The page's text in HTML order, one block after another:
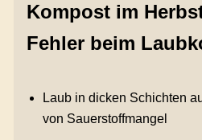
Kompost im
Fehler beim
Laub in dicken Schichten
von Sauerstoffmangel